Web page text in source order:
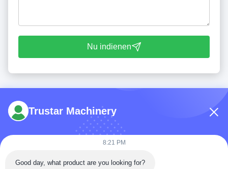
Nu indienen
Trustar Machinery
8:21 PM
Good day, what product are you looking for?